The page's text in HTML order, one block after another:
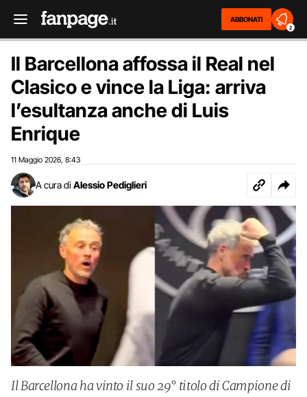
ABBONATI
2
Il Barcellona affossa il Real nel
Clasico e vince la Liga: arriva
l’esultanza anche di Luis
Enrique
11 Maggio 2026 8:43
A cura di Alessio Pediglieri
Il Barcellona ha vinto il suo 29° titolo di Campione di